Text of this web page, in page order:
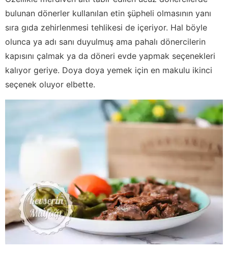
bulunan dönerler kullanılan etin şüpheli olmasının yanı
sıra gıda zehirlenmesi tehlikesi de içeriyor. Hal böyle
olunca ya adı sanı duyulmuş ama pahalı dönercilerin
kapısını çalmak ya da döneri evde yapmak seçenekleri
kalıyor geriye. Doya doya yemek için en makulu ikinci
seçenek oluyor elbette.